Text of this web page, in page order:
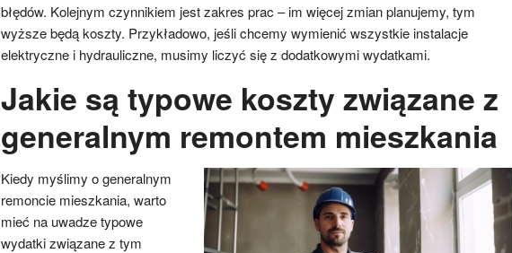
błędów. Kolejnym czynnikiem jest zakres prac – im więcej zmian planujemy, tym
wyższe będą koszty. Przykładowo, jeśli chcemy wymienić wszystkie instalacje
elektryczne i hydrauliczne, musimy liczyć się z dodatkowymi wydatkami.
Jakie są typowe koszty związane z
generalnym remontem mieszkania
Kiedy myślimy o generalnym
remoncie mieszkania, warto
mieć na uwadze typowe
wydatki związane z tym